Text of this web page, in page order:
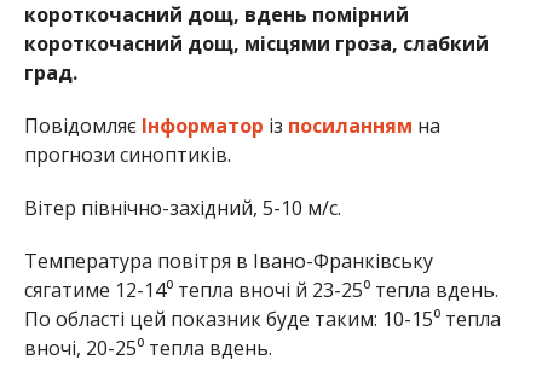
короткочасний дощ, вдень помірний
короткочасний дощ, місцями гроза, слабкий
град.
Повідомляє Інформатор із посиланням на
прогнози синоптиків.
Вітер північно-західний, 5-10 м/с.
Температура повітря в Івано-Франківську
сягатиме 12-14⁰ тепла вночі й 23-25⁰ тепла вдень.
По області цей показник буде таким: 10-15⁰ тепла
вночі, 20-25⁰ тепла вдень.